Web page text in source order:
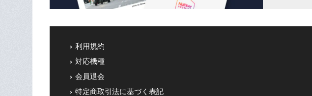
利用規約
対応機種
会員退会
特定商取引法に基づく表記